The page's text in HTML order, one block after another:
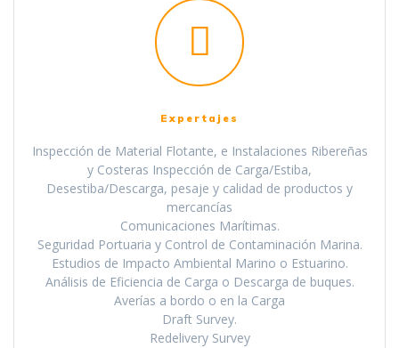
Expertajes
Inspección de Material Flotante, e Instalaciones Ribereñas
y Costeras Inspección de Carga/Estiba,
Desestiba/Descarga, pesaje y calidad de productos y
mercancías
Comunicaciones Marítimas.
Seguridad Portuaria y Control de Contaminación Marina.
Estudios de Impacto Ambiental Marino o Estuarino.
Análisis de Eficiencia de Carga o Descarga de buques.
Averías a bordo o en la Carga
Draft Survey.
Redelivery Survey